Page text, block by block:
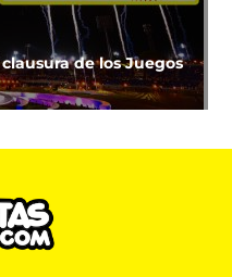
de los Juegos